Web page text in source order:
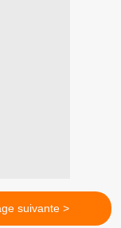
suivante >